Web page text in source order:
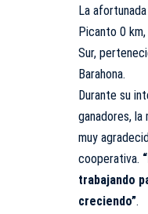
La
Picanto 0
Sur,
Barahona.
Durante su
ganadores,
muy
cooperativa.
trabajando
creciendo”.